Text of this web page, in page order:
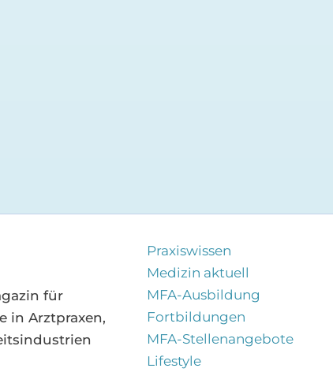
für
in Arztpraxen,
Praxiswissen
Medizin aktuell
MFA-Ausbildung
Fortbildungen
MFA-Stellenangebote
Lifestyle